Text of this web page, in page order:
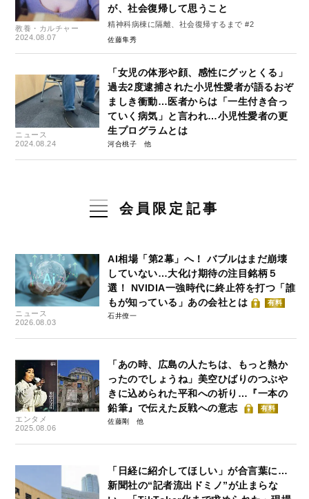
教養・カルチャー
2024.08.07
が、社会復帰して思うこと
精神科病棟に隔離、社会復帰するまで #2
佐藤隼秀
ニュース
2024.08.24
「女児の体形や顔、感性にグッとくる」
過去2度逮捕された小児性愛者が語るおぞ
ましき衝動…医者からは「一生付き合っ
ていく病気」と言われ…小児性愛者の更
生プログラムとは
河合桃子
会員限定記事
ニュース
2026.08.03
AI相場「第2幕」へ！ バブルはまだ崩壊
していない…大化け期待の注目銘柄５
選！ NVIDIA一強時代に終止符を打つ「誰
もが知っている」あの会社とは
有料
石井僚一
エンタメ
2025.08.06
「あの時、広島の人たちは、もっと熱か
ったのでしょうね」美空ひばりのつぶや
きに込められた平和への祈り…『一本の
鉛筆』で伝えた反戦への意志
有料
佐藤剛
「日経に紹介してほしい」が合言葉に…
新聞社の“記者流出ドミノ”が止まらな